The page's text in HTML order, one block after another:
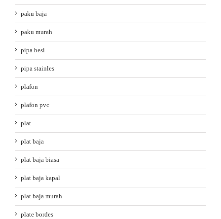
paku baja
paku murah
pipa besi
pipa stainles
plafon
plafon pvc
plat
plat baja
plat baja biasa
plat baja kapal
plat baja murah
plate bordes